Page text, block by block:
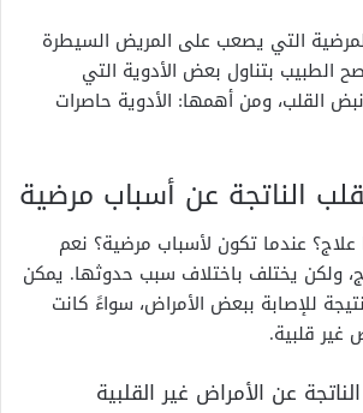
التي يصعب على المريض السيطرة
الطبيب بتناول بعض الأدوية التي
القلب، ومن أهمها: الأدوية حاصرات
الناتجة عن أسباب مرضية
عندما تكون لأسباب مرضية؟ نعم
ولكن يختلف باختلاف سبب حدوثها. يمكن
نتيجة للإصابة ببعض الأمراض، سواءً كانت
غير قلبية.
عن الأمراض غير القلبية